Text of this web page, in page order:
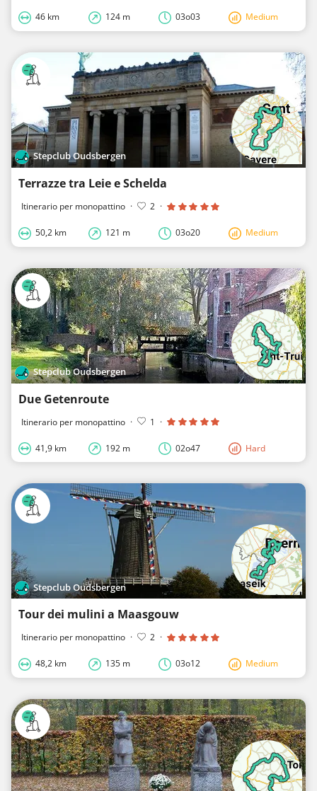
46 km 124 m 03o03 Medium
Stepclub Oudsbergen
Terrazze tra Leie e Schelda
Itinerario per monopattino · 2 ·
50,2 km 121 m 03o20 Medium
Stepclub Oudsbergen
Due Getenroute
Itinerario per monopattino · 1 ·
41,9 km 192 m 02o47 Hard
Stepclub Oudsbergen
Tour dei mulini a Maasgouw
Itinerario per monopattino · 2 ·
48,2 km 135 m 03o12 Medium